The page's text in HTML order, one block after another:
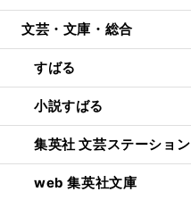
文芸・文庫・総合
すばる
小説すばる
集英社 文芸ステーション
web 集英社文庫